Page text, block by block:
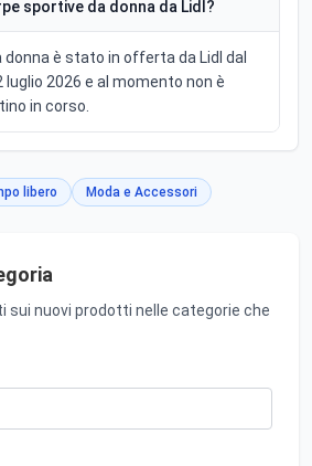
sportive da donna da Lidl?
è stato in offerta da Lidl dal
luglio 2026 e al momento non è
in corso.
libero Moda e Accessori
sui nuovi prodotti nelle categorie che